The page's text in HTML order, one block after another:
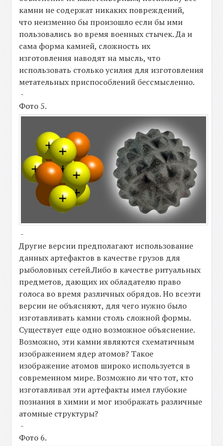
камни не содержат никаких повреждений,
что неизменно бы произошло если бы ими
пользовались во время военных стычек. Да и
сама форма камней, сложность их
изготовления наводят на мысль, что
использовать столько усилия для изготовления
метательных приспособлений бессмысленно.
-
Фото 5.
-
Другие версии предполагают использование
данных артефактов в качестве грузов для
рыболовных сетей.Либо в качестве ритуальных
предметов, дающих их обладателю право
голоса во время различных обрядов. Но всеэти
версии не объясняют, для чего нужно было
изготавливать камни столь сложной формы.
Существует еще одно возможное объяснение.
Возможно, эти камни являются схематичным
изображением ядер атомов? Такое
изображение атомов широко используется в
современном мире. Возможно ли что тот, кто
изготавливал эти артефакты имел глубокие
познания в химии и мог изображать различные
атомные структуры?
-
Фото 6.